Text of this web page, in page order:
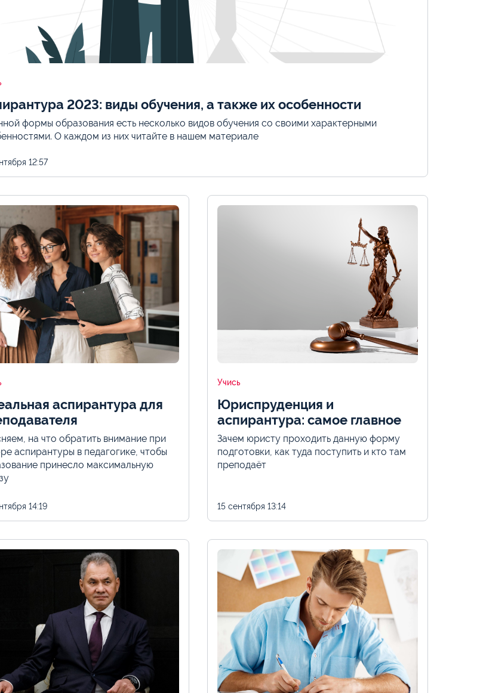
2023: виды обучения, а также их особенности
формы образования есть несколько видов обучения со своими характерными
О каждом из них читайте в нашем материале
12:57
аспирантура для
на что обратить внимание при
аспирантуры в педагогике, чтобы
принесло максимальную
14:19
Учись
Юриспруденция и
аспирантура: самое главное
Зачем юристу проходить данную форму
подготовки, как туда поступить и кто там
преподаёт
15 сентября 13:14